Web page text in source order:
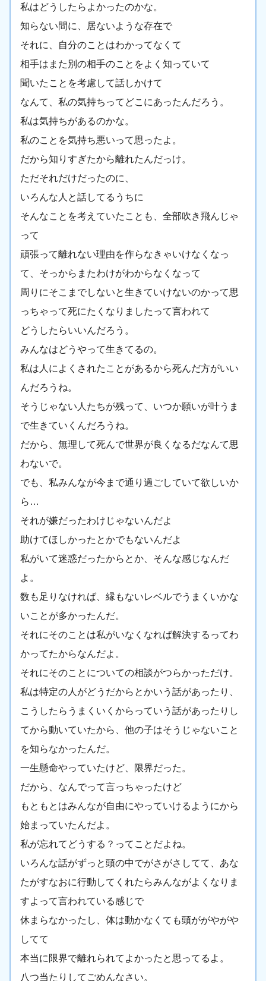
私はどうしたらよかったのかな。
知らない間に、居ないような存在で
それに、自分のことはわかってなくて
相手はまた別の相手のことをよく知っていて
聞いたことを考慮して話しかけて
なんて、私の気持ちってどこにあったんだろう。
私は気持ちがあるのかな。
私のことを気持ち悪いって思ったよ。
だから知りすぎたから離れたんだっけ。
ただそれだけだったのに、
いろんな人と話してるうちに
そんなことを考えていたことも、全部吹き飛んじゃ
って
頑張って離れない理由を作らなきゃいけなくなっ
て、そっからまたわけがわからなくなって
周りにそこまでしないと生きていけないのかって思
っちゃって死にたくなりましたって言われて
どうしたらいいんだろう。
みんなはどうやって生きてるの。
私は人によくされたことがあるから死んだ方がいい
んだろうね。
そうじゃない人たちが残って、いつか願いが叶うま
で生きていくんだろうね。
だから、無理して死んで世界が良くなるだなんて思
わないで。
でも、私みんなが今まで通り過ごしていて欲しいか
ら…
それが嫌だったわけじゃないんだよ
助けてほしかったとかでもないんだよ
私がいて迷惑だったからとか、そんな感じなんだ
よ。
数も足りなければ、縁もないレベルでうまくいかな
いことが多かったんだ。
それにそのことは私がいなくなれば解決するってわ
かってたからなんだよ。
それにそのことについての相談がつらかっただけ。
私は特定の人がどうだからとかいう話があったり、
こうしたらうまくいくからっていう話があったりし
てから動いていたから、他の子はそうじゃないこと
を知らなかったんだ。
一生懸命やっていたけど、限界だった。
だから、なんでって言っちゃったけど
もともとはみんなが自由にやっていけるようにから
始まっていたんだよ。
私が忘れてどうする？ってことだよね。
いろんな話がずっと頭の中でがさがさしてて、あな
たがすなおに行動してくれたらみんながよくなりま
すよって言われている感じで
休まらなかったし、体は動かなくても頭ががやがや
してて
本当に限界で離れられてよかったと思ってるよ。
八つ当たりしてごめんなさい。